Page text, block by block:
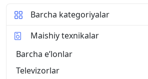
Barcha kategoriyalar
Maishiy texnikalar
Barcha eʼlonlar
Televizorlar